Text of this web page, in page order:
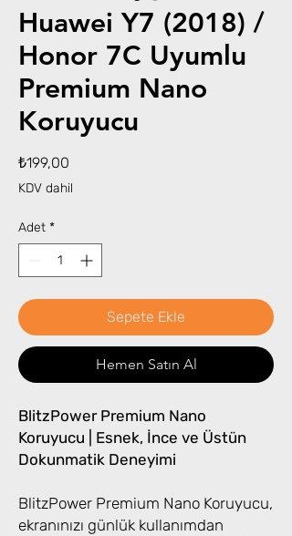
Huawei Y7 (2018) /
Honor 7C Uyumlu
Premium Nano
Koruyucu
₺199,00
KDV dahil
Adet *
Sepete Ekle
Hemen Satın Al
BlitzPower Premium Nano
Koruyucu | Esnek, İnce ve Üstün
Dokunmatik Deneyimi
BlitzPower Premium Nano Koruyucu,
ekranınızı günlük kullanımdan